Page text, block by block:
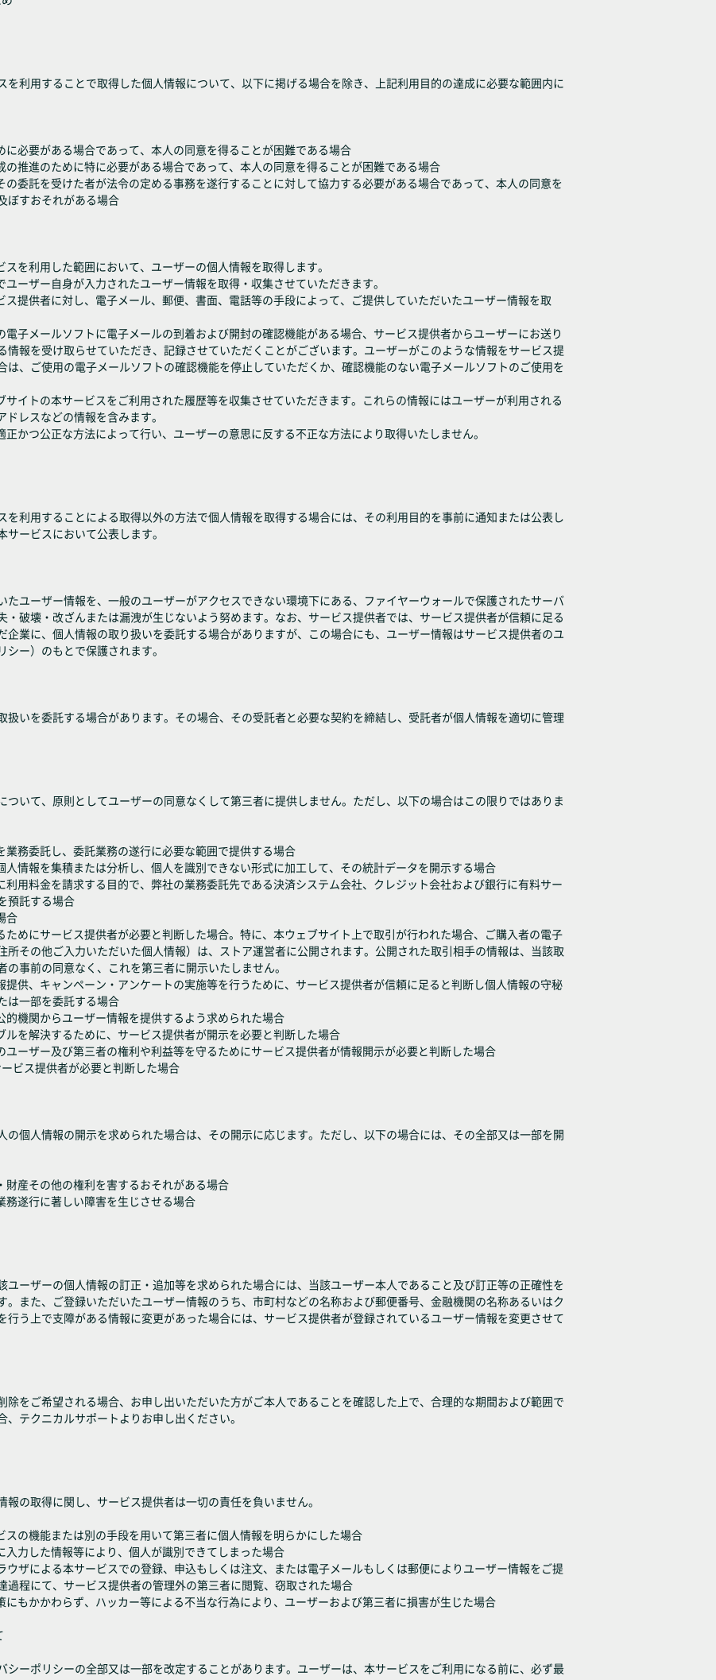
を利用することで取得した個人情報について、以下に掲げる場合を除き、上記利用目的の達成に必要な範囲内に
必要がある場合であって、本人の同意を得ることが困難である場合
推進のために特に必要がある場合であって、本人の同意を得ることが困難である場合
委託を受けた者が法令の定める事務を遂行することに対して協力する必要がある場合であって、本人の同意を
ぼすおそれがある場合
を利用した範囲において、ユーザーの個人情報を取得します。
ーザー自身が入力されたユーザー情報を取得・収集させていただきます。
提供者に対し、電子メール、郵便、書面、電話等の手段によって、ご提供していただいたユーザー情報を取
子メールソフトに電子メールの到着および開封の確認機能がある場合、サービス提供者からユーザーにお送り
情報を受け取らせていただき、記録させていただくことがございます。ユーザーがこのような情報をサービス提
、ご使用の電子メールソフトの確認機能を停止していただくか、確認機能のない電子メールソフトのご使用を
イトの本サービスをご利用された履歴等を収集させていただきます。これらの情報にはユーザーが利用される
レスなどの情報を含みます。
かつ公正な方法によって行い、ユーザーの意思に反する不正な方法により取得いたしません。
を利用することによる取得以外の方法で個人情報を取得する場合には、その利用目的を事前に通知または公表し
ービスにおいて公表します。
たユーザー情報を、一般のユーザーがアクセスできない環境下にある、ファイヤーウォールで保護されたサーバ
・破壊・改ざんまたは漏洩が生じないよう努めます。なお、サービス提供者では、サービス提供者が信頼に足る
企業に、個人情報の取り扱いを委託する場合がありますが、この場合にも、ユーザー情報はサービス提供者のユ
ー）のもとで保護されます。
扱いを委託する場合があります。その場合、その受託者と必要な契約を締結し、受託者が個人情報を適切に管理
ついて、原則としてユーザーの同意なくして第三者に提供しません。ただし、以下の場合はこの限りではありま
務委託し、委託業務の遂行に必要な範囲で提供する場合
情報を集積または分析し、個人を識別できない形式に加工して、その統計データを開示する場合
用料金を請求する目的で、弊社の業務委託先である決済システム会社、クレジット会社および銀行に有料サー
預託する場合
合
めにサービス提供者が必要と判断した場合。特に、本ウェブサイト上で取引が行われた場合、ご購入者の電子
所その他ご入力いただいた個人情報）は、ストア運営者に公開されます。公開された取引相手の情報は、当該取
事前の同意なく、これを第三者に開示いたしません。
供、キャンペーン・アンケートの実施等を行うために、サービス提供者が信頼に足ると判断し個人情報の守秘
は一部を委託する場合
機関からユーザー情報を提供するよう求められた場合
を解決するために、サービス提供者が開示を必要と判断した場合
ーザー及び第三者の権利や利益等を守るためにサービス提供者が情報開示が必要と判断した場合
ビス提供者が必要と判断した場合
の個人情報の開示を求められた場合は、その開示に応じます。ただし、以下の場合には、その全部又は一部を開
産その他の権利を害するおそれがある場合
遂行に著しい障害を生じさせる場合
ユーザーの個人情報の訂正・追加等を求められた場合には、当該ユーザー本人であること及び訂正等の正確性を
また、ご登録いただいたユーザー情報のうち、市町村などの名称および郵便番号、金融機関の名称あるいはク
行う上で支障がある情報に変更があった場合には、サービス提供者が登録されているユーザー情報を変更させて
除をご希望される場合、お申し出いただいた方がご本人であることを確認した上で、合理的な期間および範囲で
テクニカルサポートよりお申し出ください。
の取得に関し、サービス提供者は一切の責任を負いません。
の機能または別の手段を用いて第三者に個人情報を明らかにした場合
力した情報等により、個人が識別できてしまった場合
ザによる本サービスでの登録、申込もしくは注文、または電子メールもしくは郵便によりユーザー情報をご提
過程にて、サービス提供者の管理外の第三者に閲覧、窃取された場合
もかかわらず、ハッカー等による不当な行為により、ユーザーおよび第三者に損害が生じた場合
シーポリシーの全部又は一部を改定することがあります。ユーザーは、本サービスをご利用になる前に、必ず最